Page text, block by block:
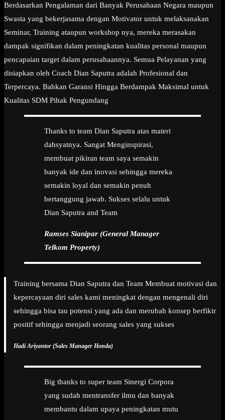
Berdasarkan Pengalaman dari Banyak Perusahaan Negara maupun
Swasta yang bekerjasama dengan Motivator untuk melaksanakan
Seminar, Training ataupun workshop nya, mereka merasakan
dampak signifikan dalam peningkatan kualitas personal maupun
pencapaian target dalam perusahaannya. Semua Pelayanan yang
disiapkan oleh Coach Dian Saputra adalah Profesional dan
Terpercaya. Bahkan Garansi Hingga Berdampak Maksimal untuk
Kualitas SDM Pihak Pengundang
Thanks to team Dian Saputra atas materi
dahsyatnya. Sangat Menginspirasi,
membuat pikiran team saya semakin
banyak ide dan inovasi sehingga mereka
semakin loyal dan semakin penuh
bertanggung jawab. Sukses selalu untuk
Dian Saputra and Team
Ramses Sianipar (General Manager
Telkom Property)
Training bersama Dian Saputra dan Team Membuat motivasi dan
kepercayaan diri sales kami meningkat dengan mengenali diri
sehingga bisa tau potensi yang ada dan merubah konsep berfikir
positif sehingga menjadi seorang sales yang sukses
Hadi Ariyantor (Sales Manager Honda)
Big thanks to super team Sinergi Corpora
yang sudah mentransfer ilmu dan banyak
membantu dalam upaya peningkatan mutu